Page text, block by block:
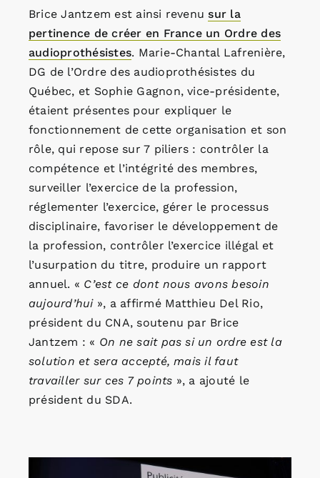
Brice Jantzem est ainsi revenusur la
pertinence de créer en France un Ordre des
audioprothésistes. Marie-Chantal Lafrenière,
DG de l’Ordre des audioprothésistes du
Québec, et Sophie Gagnon, vice-présidente,
étaient présentes pour expliquer le
fonctionnement de cette organisation et son
rôle, qui repose sur 7 piliers : contrôler la
compétence et l’intégrité des membres,
surveiller l’exercice de la profession,
réglementer l’exercice, gérer le processus
disciplinaire, favoriser le développement de
la profession, contrôler l’exercice illégal et
l’usurpation du titre, produire un rapport
annuel. « C’est ce dont nous avons besoin
aujourd’hui », a affirmé Matthieu Del Rio,
président du CNA, soutenu par Brice
Jantzem : « On ne sait pas si un ordre est la
solution et sera accepté, mais il faut
travailler sur ces 7 points », a ajouté le
président du SDA.